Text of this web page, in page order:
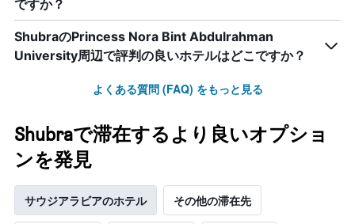
ですか？
ShubraのPrincess Nora Bint Abdulrahman
University周辺で評判の良いホテルはどこですか？
よくある質問 (FAQ) をもっと見る
Shubraで滞在するより良いオプショ
ンを発見
サウジアラビアのホテル その他の滞在先